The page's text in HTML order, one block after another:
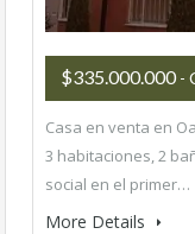
$335.000.000-
Casa en venta en
3 habitaciones, 2
social en el primer…
More Details